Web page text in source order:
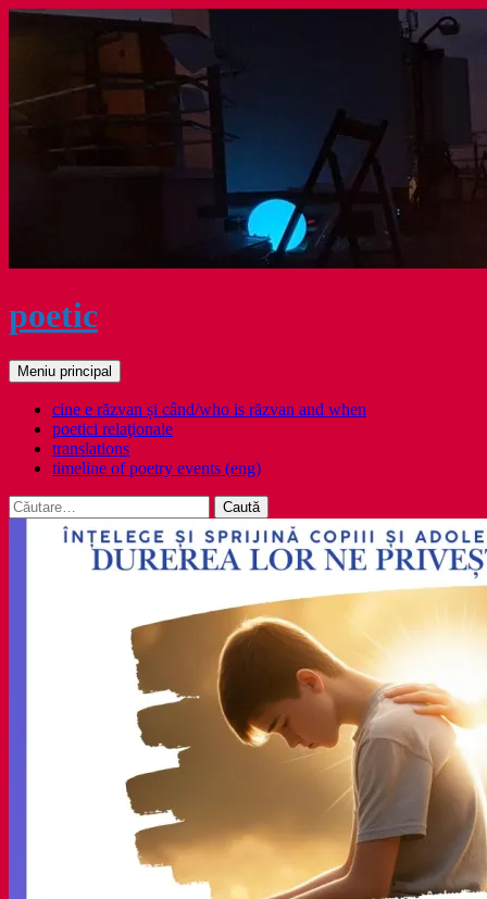
Sari
poetic
Caută
Meniu principal
cine e răzvan și când/who is răzvan and when
poetici relaţionale
translations
timeline of poetry events (eng)
Caută
după: